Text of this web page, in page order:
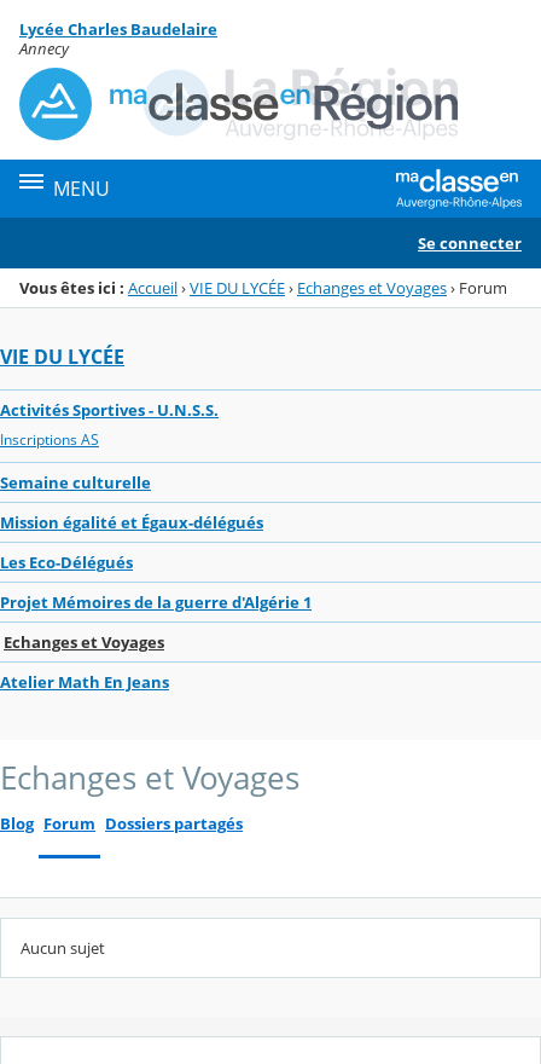
Menu de la rubrique
Contenu
Lycée Charles Baudelaire
Annecy
MENU
Se connecter
Vous êtes ici : Accueil›VIE DU LYCÉE› Echanges et Voyages› Forum
VIE DU LYCÉE
Activités Sportives - U.N.S.S.
Inscriptions AS
Semaine culturelle
Mission égalité et Égaux-délégués
Les Eco-Délégués
Projet Mémoires de la guerre d'Algérie 1
Echanges et Voyages
Atelier Math En Jeans
Echanges et Voyages
Blog Forum Dossiers partagés
Aucun sujet